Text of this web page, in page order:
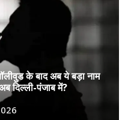
के बाद अब ये बड़ा नाम
दिल्ली-पंजाब में?